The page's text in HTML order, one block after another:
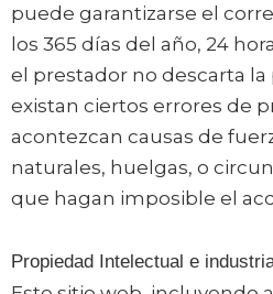
puede garantizarse el
los 365 días del año, 24
el prestador no descarta
existan ciertos errores de
acontezcan causas de
naturales, huelgas, o
que hagan imposible el
Propiedad Intelectual e